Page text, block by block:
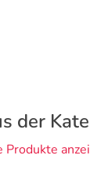
der
Produkte